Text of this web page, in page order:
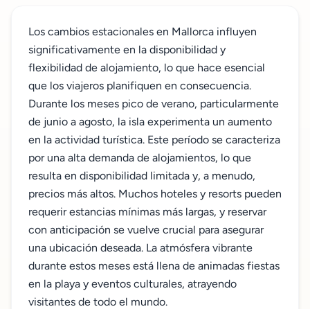
Los cambios estacionales en Mallorca influyen
significativamente en la disponibilidad y
flexibilidad de alojamiento, lo que hace esencial
que los viajeros planifiquen en consecuencia.
Durante los meses pico de verano, particularmente
de junio a agosto, la isla experimenta un aumento
en la actividad turística. Este período se caracteriza
por una alta demanda de alojamientos, lo que
resulta en disponibilidad limitada y, a menudo,
precios más altos. Muchos hoteles y resorts pueden
requerir estancias mínimas más largas, y reservar
con anticipación se vuelve crucial para asegurar
una ubicación deseada. La atmósfera vibrante
durante estos meses está llena de animadas fiestas
en la playa y eventos culturales, atrayendo
visitantes de todo el mundo.